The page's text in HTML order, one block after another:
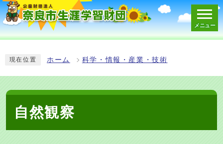
メニュー
現在位置 ホーム 科学・情報・産業・技術
自然観察